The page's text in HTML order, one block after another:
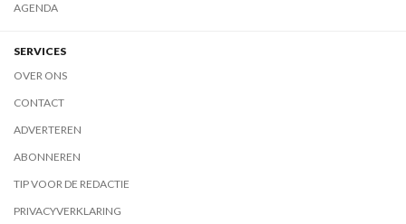
AGENDA
SERVICES
OVER ONS
CONTACT
ADVERTEREN
ABONNEREN
TIP VOOR DE REDACTIE
PRIVACYVERKLARING